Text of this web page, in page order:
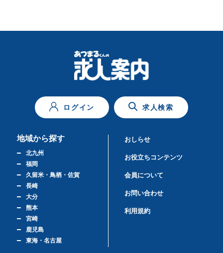
ログイン 求人検索
地域から探す
北九州
福岡
久留米・鳥栖・佐賀
長崎
大分
熊本
宮崎
鹿児島
東海・名古屋
おしらせ
お役立ちコンテンツ
会員について
お問い合わせ
利用規約